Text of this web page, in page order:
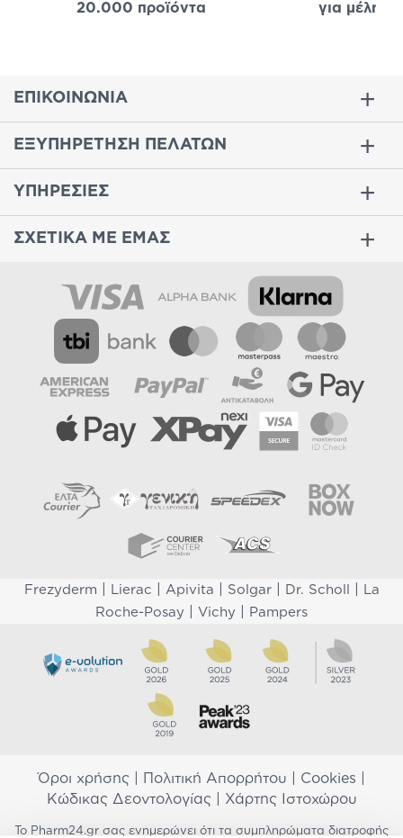
20.000 προϊόντα
για μέλη
ΕΠΙΚΟΙΝΩΝΙΑ
ΕΞΥΠΗΡΕΤΗΣΗ ΠΕΛΑΤΩΝ
ΥΠΗΡΕΣΙΕΣ
ΣΧΕΤΙΚΑ ΜΕ ΕΜΑΣ
Frezyderm Lierac Apivita Solgar| Dr. Scholl
La
Roche-Posay
Vichy Pampers
Όροι χρήσης Πολιτική Απορρήτου Cookies
Κώδικας Δεοντολογίας| Χάρτης Ιστοχώρου
Το Pharm24.gr σας ενημερώνει ότι τα συμπληρώματα διατροφής